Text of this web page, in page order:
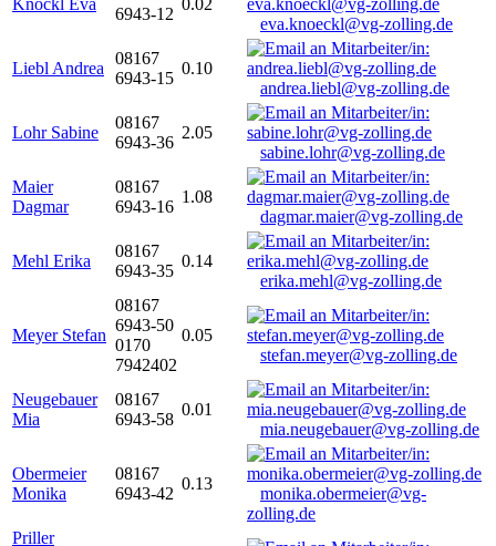
Knöckl Eva
6943-12
0.02
eva.knoeckl@vg-zolling.de
Liebl Andrea
08167
6943-15
0.10
andrea.liebl@vg-zolling.de
Lohr Sabine
08167
6943-36
2.05
sabine.lohr@vg-zolling.de
Maier
Dagmar
08167
6943-16
1.08
dagmar.maier@vg-zolling.de
Mehl Erika
08167
6943-35
0.14
erika.mehl@vg-zolling.de
Meyer Stefan
08167
6943-50
0170
7942402
0.05
stefan.meyer@vg-zolling.de
Neugebauer
Mia
08167
6943-58
0.01
mia.neugebauer@vg-zolling.de
Obermeier
Monika
08167
6943-42
0.13
monika.obermeier@vg-
zolling.de
Priller